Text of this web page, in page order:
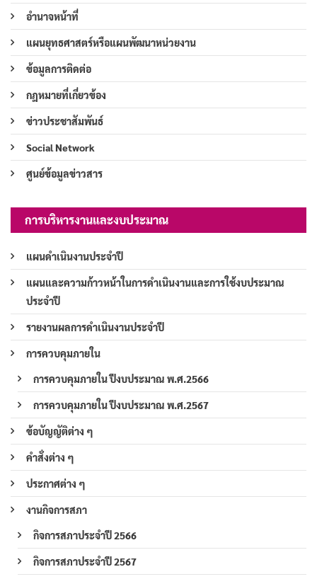
อำนาจหน้าที่
แผนยุทธศาสตร์หรือแผนพัฒนาหน่วยงาน
ข้อมูลการติดต่อ
กฎหมายที่เกี่ยวข้อง
ข่าวประชาสัมพันธ์
Social Network
ศูนย์ข้อมูลข่าวสาร
การบริหารงานและงบประมาณ
แผนดำเนินงานประจำปี
แผนและความก้าวหน้าในการดำเนินงานและการใช้งบประมาณ
ประจำปี
รายงานผลการดำเนินงานประจำปี
การควบคุมภายใน
การควบคุมภายใน ปีงบประมาณ พ.ศ.2566
การควบคุมภายใน ปีงบประมาณ พ.ศ.2567
ข้อบัญญัติต่าง ๆ
คำสั่งต่าง ๆ
ประกาศต่าง ๆ
งานกิจการสภา
กิจการสภาประจำปี 2566
กิจการสภาประจำปี 2567